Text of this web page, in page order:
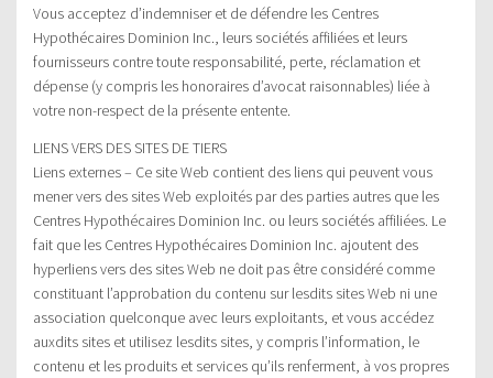
Vous acceptez d’indemniser et de défendre les Centres
Hypothécaires Dominion Inc., leurs sociétés affiliées et leurs
fournisseurs contre toute responsabilité, perte, réclamation et
dépense (y compris les honoraires d’avocat raisonnables) liée à
votre non-respect de la présente entente.
LIENS VERS DES SITES DE TIERS
Liens externes – Ce site Web contient des liens qui peuvent vous
mener vers des sites Web exploités par des parties autres que les
Centres Hypothécaires Dominion Inc. ou leurs sociétés affiliées. Le
fait que les Centres Hypothécaires Dominion Inc. ajoutent des
hyperliens vers des sites Web ne doit pas être considéré comme
constituant l’approbation du contenu sur lesdits sites Web ni une
association quelconque avec leurs exploitants, et vous accédez
auxdits sites et utilisez lesdits sites, y compris l’information, le
contenu et les produits et services qu’ils renferment, à vos propres